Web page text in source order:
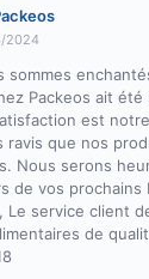
2024
sommes
Packeos ait
est
ravis que nos
Nous serons
de vos prochains
Le service client
de